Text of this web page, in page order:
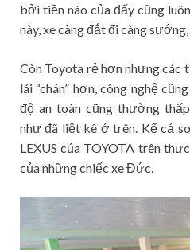
bởi tiền nào của đấy cũng
này, xe càng đắt đi càng
Còn Toyota rẻ hơn nhưng các
lái “chán” hơn, công nghệ
độ an toàn cũng thường
như đã liệt kê ở trên. Kể cả
LEXUS của TOYOTA trên
của những chiếc xe Đức.